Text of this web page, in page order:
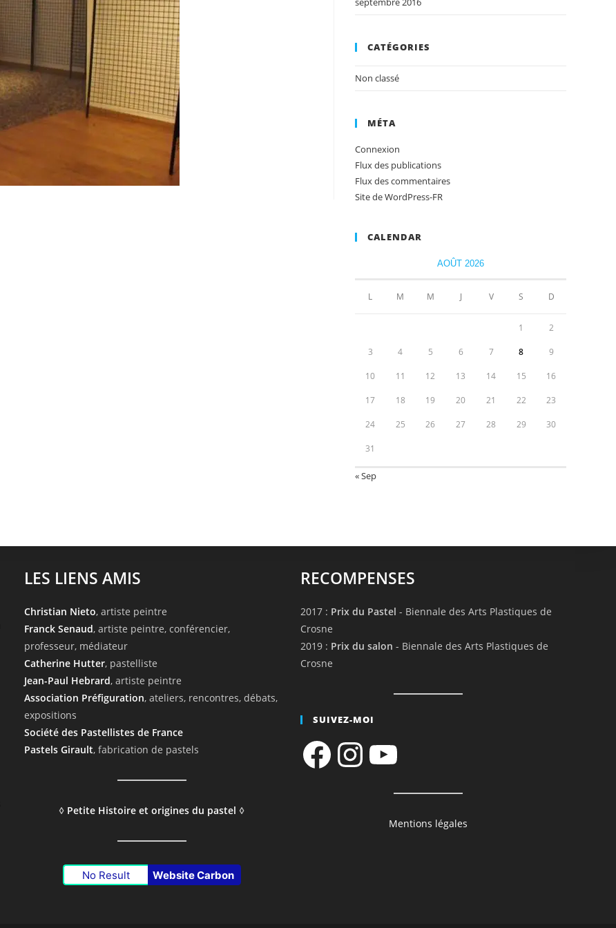
CATÉGORIES
Non classé
MÉTA
Connexion
Flux des publications
Flux des commentaires
Site de WordPress-FR
CALENDAR
AOÛT 2026
L M M J V S D
1 2
3 4 5 6 7 8 9
10 11 12 13 14 15 16
17 18 19 20 21 22 23
24 25 26 27 28 29 30
31
« Sep
LES LIENS AMIS
Christian Nieto, artiste peintre
Franck Senaud, artiste peintre, conférencier,
professeur, médiateur
Catherine Hutter, pastelliste
Jean-Paul Hebrard, artiste peintre
Association Préfiguration, ateliers, rencontres, débats,
expositions
Société des Pastellistes de France
Pastels Girault, fabrication de pastels
◊ Petite Histoire et origines du pastel ◊
No Result Website Carbon
RECOMPENSES
2017 : Prix du Pastel - Biennale des Arts Plastiques de
Crosne
2019 : Prix du salon - Biennale des Arts Plastiques de
Crosne
SUIVEZ-MOI
FacebookInstagramYouTube
Mentions légales